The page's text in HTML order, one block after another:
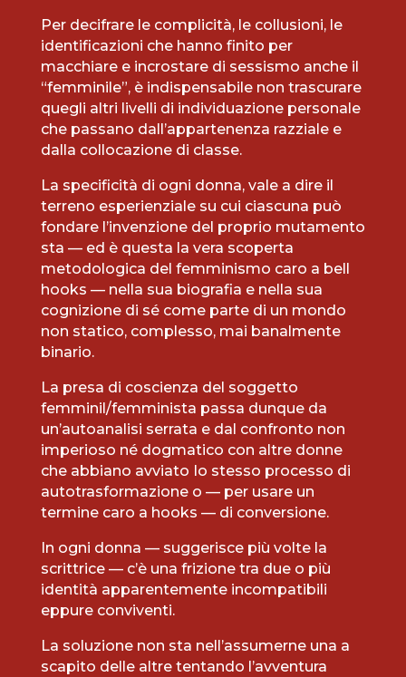
Per decifrare le complicità, le collusioni, le
identificazioni che hanno finito per
macchiare e incrostare di sessismo anche il
“femminile”, è indispensabile non trascurare
quegli altri livelli di individuazione personale
che passano dall’appartenenza razziale e
dalla collocazione di classe.
La specificità di ogni donna, vale a dire il
terreno esperienziale su cui ciascuna può
fondare l’invenzione del proprio mutamento
sta — ed è questa la vera scoperta
metodologica del femminismo caro a bell
hooks — nella sua biografia e nella sua
cognizione di sé come parte di un mondo
non statico, complesso, mai banalmente
binario.
La presa di coscienza del soggetto
femminil/femminista passa dunque da
un’autoanalisi serrata e dal confronto non
imperioso né dogmatico con altre donne
che abbiano avviato Io stesso processo di
autotrasformazione o — per usare un
termine caro a hooks — di conversione.
In ogni donna — suggerisce più volte la
scrittrice — c’è una frizione tra due o più
identità apparentemente incompatibili
eppure conviventi.
La soluzione non sta nell’assumerne una a
scapito delle altre tentando l’avventura